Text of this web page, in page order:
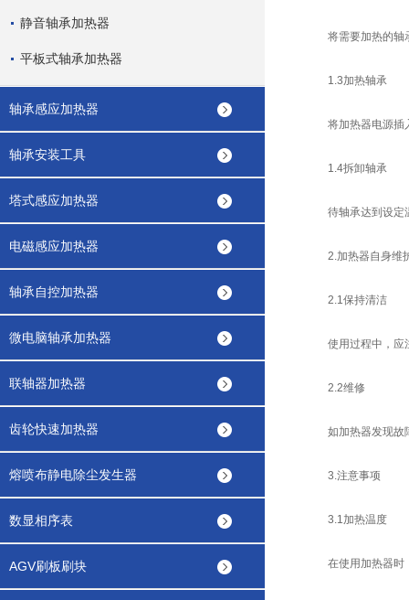
静音轴承加热器
平板式轴承加热器
轴承感应加热器
轴承安装工具
塔式感应加热器
电磁感应加热器
轴承自控加热器
微电脑轴承加热器
联轴器加热器
齿轮快速加热器
熔喷布静电除尘发生器
数显相序表
AGV刷板刷块
将需要加热的轴承
1.3加热轴承
将加热器电源插入
1.4拆卸轴承
待轴承达到设定温
2.加热器自身维
2.1保持清洁
使用过程中，应注
2.2维修
如加热器发现故障
3.注意事项
3.1加热温度
在使用加热器时，